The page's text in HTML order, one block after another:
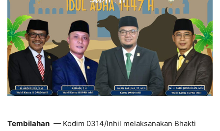
Tembilahan — Kodim 0314/Inhil melaksanakan Bhakti